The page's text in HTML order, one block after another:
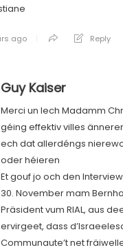
ago Reply
Guy Kaiser
Merci un Iech Madamm
géing effektiv villes
ech dat allerdéngs
oder héieren
Et gouf jo och den Interview
30. November mam
Präsident vum RIAL, aus
ervirgeet, dass
Communaute’t net